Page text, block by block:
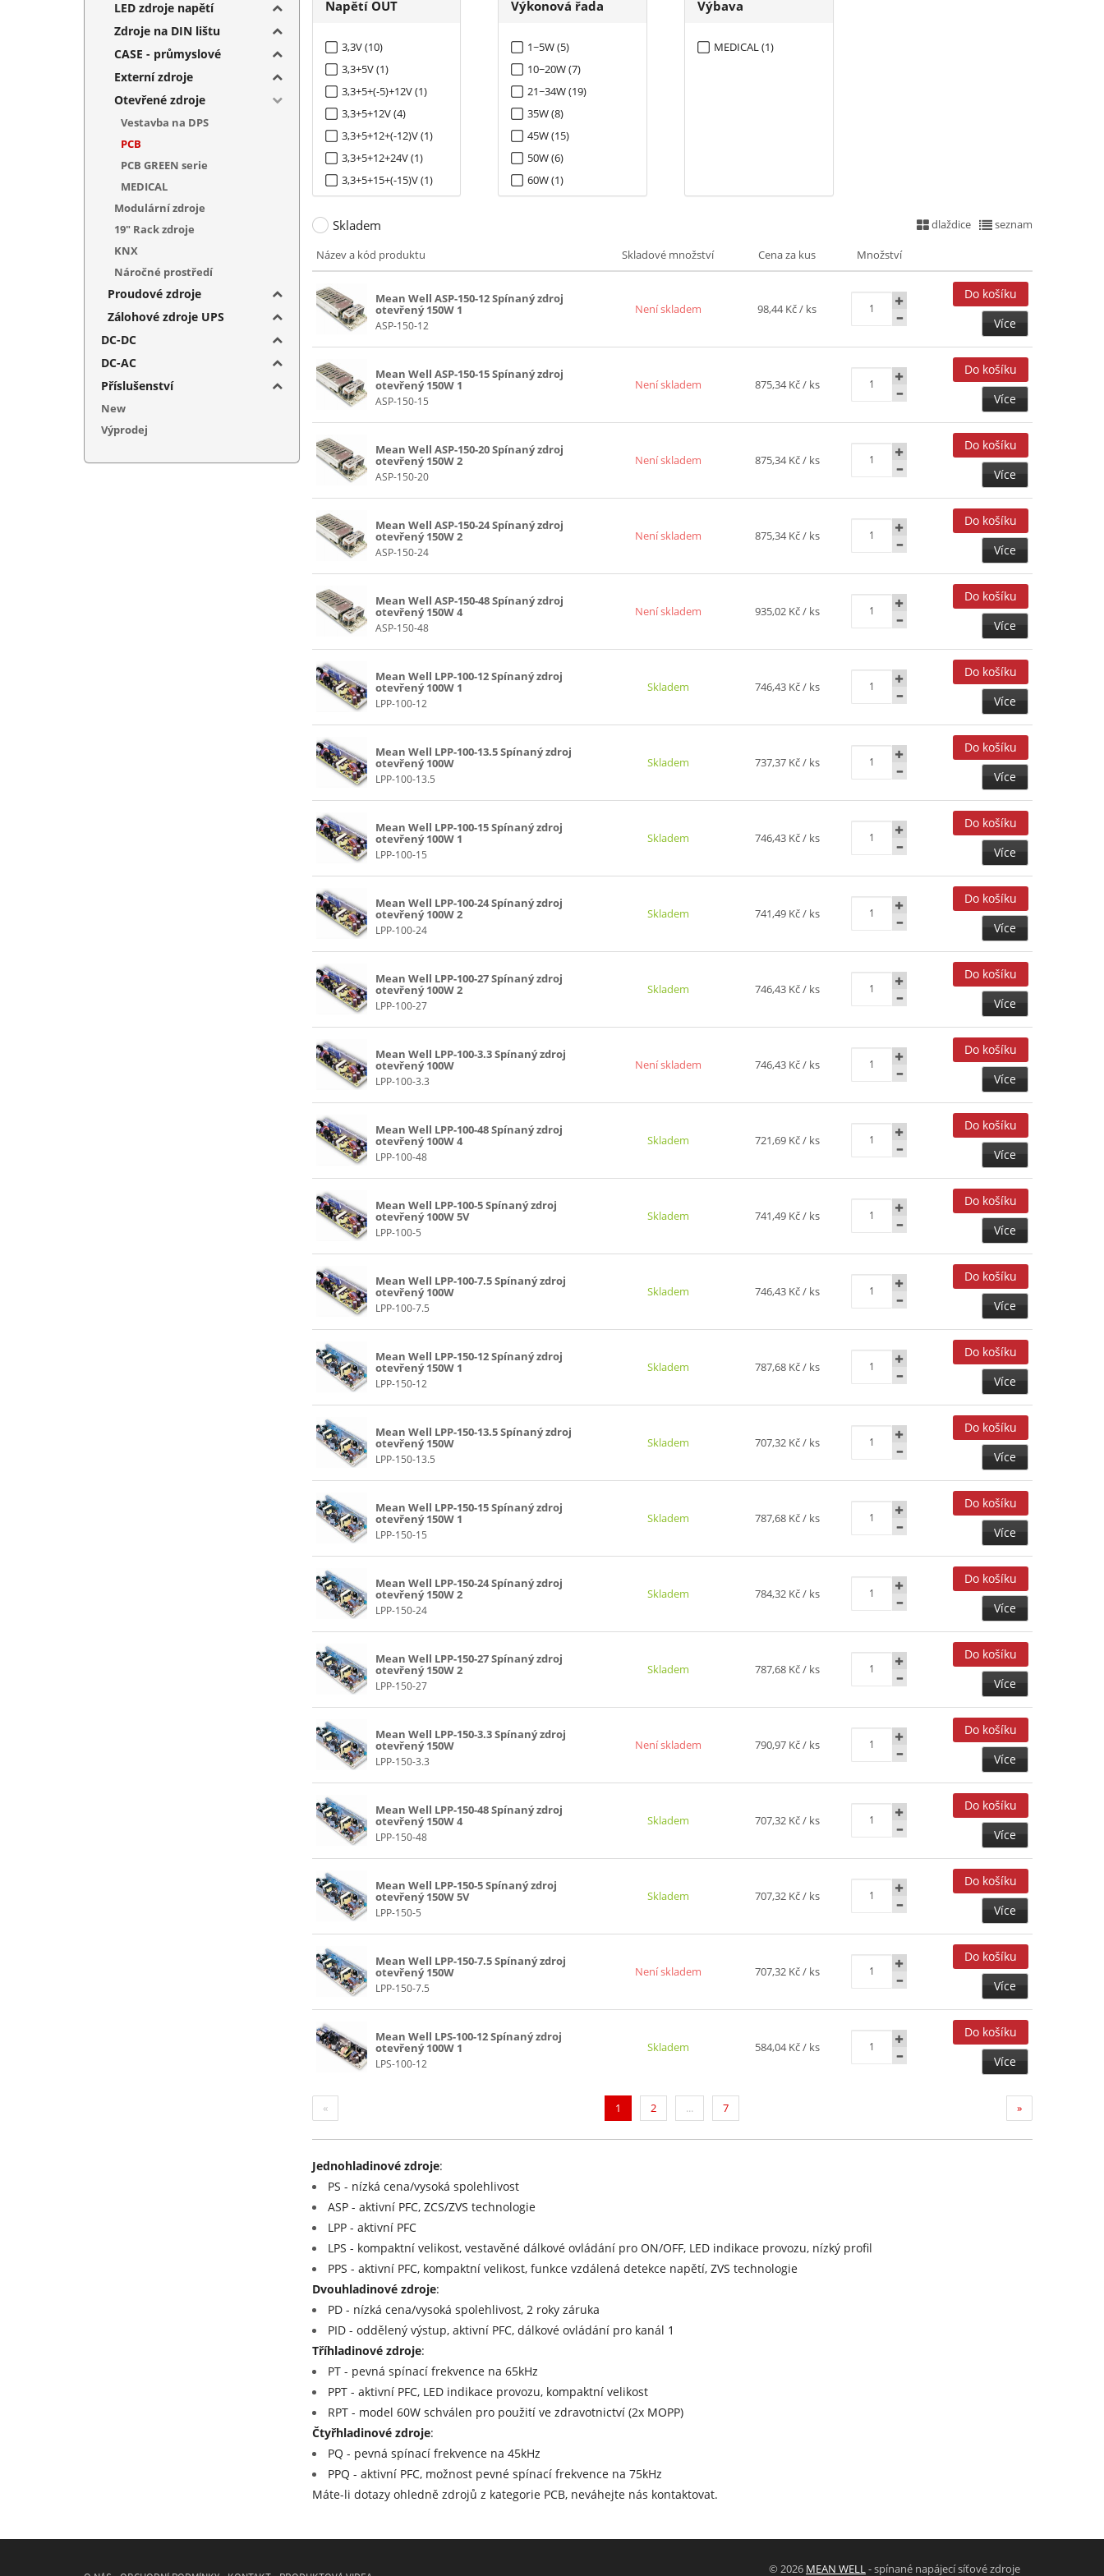
Napětí OUT
3,3V (10)
3,3+5V (1)
3,3+5+(-5)+12V (1)
3,3+5+12V (4)
3,3+5+12+(-12)V (1)
3,3+5+12+24V (1)
3,3+5+15+(-15)V (1)
5+(-5)V (1)
5+(-5)+12+(-12)V (2)
5+(-5)+15+(-15)V (2)
5+12V (5)
5+12+(-12)V (5)
5+12+15+24V (1)
5+12+24V (4)
5+15+(-15)V (3)
5+24V (5)
5+36V (1)
12V (14)
12+(-12)V (1)
13,5V (8)
15V (14)
15+(-15)V (1)
20V (1)
24V (14)
27V (8)
48V (14)
Výkonová řada
1~5W (5)
10~20W (7)
21~34W (19)
35W (8)
45W (15)
50W (6)
60W (1)
125W (8)
150W (14)
Výbava
MEDICAL (1)
Skladem dlaždice seznam
Název a kód produktu Skladové množství Cena za kus Množství
Mean Well ASP-150-12 Spínaný zdroj
otevřený 150W 1
ASP-150-12
Není skladem 98,44 Kč/ ks
Více
Mean Well ASP-150-15 Spínaný zdroj
otevřený 150W 1
ASP-150-15
Není skladem 875,34 Kč/ ks
Více
Mean Well ASP-150-20 Spínaný zdroj
otevřený 150W 2
ASP-150-20
Není skladem 875,34 Kč/ ks
Více
Mean Well ASP-150-24 Spínaný zdroj
otevřený 150W 2
ASP-150-24
Není skladem 875,34 Kč/ ks
Více
Mean Well ASP-150-48 Spínaný zdroj
otevřený 150W 4
ASP-150-48
Není skladem 935,02 Kč/ ks
Více
Mean Well LPP-100-12 Spínaný zdroj
otevřený 100W 1
LPP-100-12
Skladem 746,43 Kč/ ks
Více
Mean Well LPP-100-13.5 Spínaný zdroj
otevřený 100W
LPP-100-13.5
Skladem 737,37 Kč/ ks
Více
Mean Well LPP-100-15 Spínaný zdroj
otevřený 100W 1
LPP-100-15
Skladem 746,43 Kč/ ks
Více
Mean Well LPP-100-24 Spínaný zdroj
otevřený 100W 2
LPP-100-24
Skladem 741,49 Kč/ ks
Více
Mean Well LPP-100-27 Spínaný zdroj
otevřený 100W 2
LPP-100-27
Skladem 746,43 Kč/ ks
Více
Mean Well LPP-100-3.3 Spínaný zdroj
otevřený 100W
LPP-100-3.3
Není skladem 746,43 Kč/ ks
Více
Mean Well LPP-100-48 Spínaný zdroj
otevřený 100W 4
LPP-100-48
Skladem 721,69 Kč/ ks
Více
Mean Well LPP-100-5 Spínaný zdroj
otevřený 100W 5V
LPP-100-5
Skladem 741,49 Kč/ ks
Více
Mean Well LPP-100-7.5 Spínaný zdroj
otevřený 100W
LPP-100-7.5
Skladem 746,43 Kč/ ks
Více
Mean Well LPP-150-12 Spínaný zdroj
otevřený 150W 1
LPP-150-12
Skladem 787,68 Kč/ ks
Více
Mean Well LPP-150-13.5 Spínaný zdroj
otevřený 150W
LPP-150-13.5
Skladem 707,32 Kč/ ks
Více
Mean Well LPP-150-15 Spínaný zdroj
otevřený 150W 1
LPP-150-15
Skladem 787,68 Kč/ ks
Více
Mean Well LPP-150-24 Spínaný zdroj
otevřený 150W 2
LPP-150-24
Skladem 784,32 Kč/ ks
Více
Mean Well LPP-150-27 Spínaný zdroj
otevřený 150W 2
LPP-150-27
Skladem 787,68 Kč/ ks
Více
Mean Well LPP-150-3.3 Spínaný zdroj
otevřený 150W
LPP-150-3.3
Není skladem 790,97 Kč/ ks
Více
Mean Well LPP-150-48 Spínaný zdroj
otevřený 150W 4
LPP-150-48
Skladem 707,32 Kč/ ks
Více
Mean Well LPP-150-5 Spínaný zdroj
otevřený 150W 5V
LPP-150-5
Skladem 707,32 Kč/ ks
Více
Mean Well LPP-150-7.5 Spínaný zdroj
otevřený 150W
LPP-150-7.5
Není skladem 707,32 Kč/ ks
Více
Mean Well LPS-100-12 Spínaný zdroj
otevřený 100W 1
LPS-100-12
Skladem 584,04 Kč/ ks
Více
« 1 (current)
2 ... 7 »
Jednohladinové zdroje:
PS - nízká cena/vysoká spolehlivost
ASP - aktivní PFC, ZCS/ZVS technologie
LPP - aktivní PFC
LPS - kompaktní velikost, vestavěné dálkové ovládání pro ON/OFF, LED indikace provozu, nízký profil
PPS - aktivní PFC, kompaktní velikost, funkce vzdálená detekce napětí, ZVS technologie
Dvouhladinové zdroje:
PD - nízká cena/vysoká spolehlivost, 2 roky záruka
PID - oddělený výstup, aktivní PFC, dálkové ovládání pro kanál 1
Tříhladinové zdroje:
PT - pevná spínací frekvence na 65kHz
PPT - aktivní PFC, LED indikace provozu, kompaktní velikost
RPT - model 60W schválen pro použití ve zdravotnictví (2x MOPP)
Čtyřhladinové zdroje:
PQ - pevná spínací frekvence na 45kHz
PPQ - aktivní PFC, možnost pevné spínací frekvence na 75kHz
Máte-li dotazy ohledně zdrojů z kategorie PCB, neváhejte nás kontaktovat.
LED zdroje napětí
Zdroje na DIN lištu
CASE - průmyslové
Externí zdroje
Otevřené zdroje
Vestavba na DPS
PCB
PCB GREEN serie
MEDICAL
Modulární zdroje
19" Rack zdroje
KNX
Náročné prostředí
Proudové zdroje
Zálohové zdroje UPS
DC-DC
DC-AC
Příslušenství
New
Výprodej
© 2026 MEAN WELL - spínané napájecí síťové zdroje